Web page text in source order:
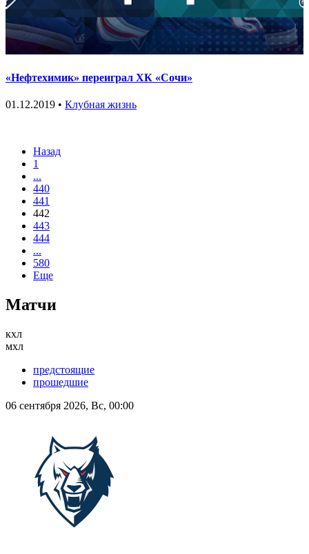
«Нефтехимик» переиграл ХК «Сочи»
01.12.2019 • Клубная жизнь
Назад
1
...
440
441
442
443
444
...
580
Еще
Матчи
кхл
мхл
предстоящие
прошедшие
06 сентября 2026, Вс, 00:00